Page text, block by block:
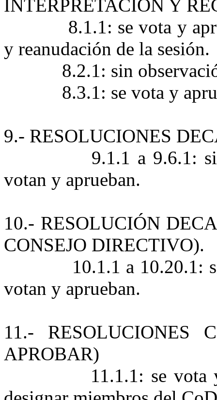
INTERPRETACIÓN Y
8.1.1: se vota y
y reanudación de la sesión.
8.2.1: sin
8.3.1: se vota y
9.- RESOLUCIONES
9.1.1 a 9.6.1:
votan y aprueban.
10.- RESOLUCIÓN
CONSEJO DIRECTIVO).
10.1.1 a 10.20.1:
votan y aprueban.
11.- RESOLUCIONES
APROBAR)
11.1.1: se vota